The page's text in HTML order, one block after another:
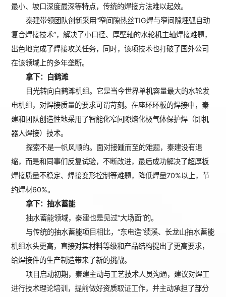
最小、坡口深度最深等特点，传统的焊接方法难以起效。
秦建带领团队创新采用“窄间隙热丝TIG焊与窄间隙埋弧自动
复合焊接技术”，解决了小口径、厚壁轴的水轮机主轴焊接难题，
出色地完成了焊接攻关任务，同时，该项技术也打破了国外公司
在该领域上的多年垄断。
拿下：白鹤滩
目光转向白鹤滩机组。它是当今世界单机容量最大的水轮发
电机组，对焊接质量的要求可谓苛刻。在座环环板的焊接中，秦
建和团队创造性地采用了智能化窄间隙熔化极气体保护焊（即机
器人焊接）技术。
探索不是一帆风顺的。面对接踵而至的难题，秦建没有退
缩，而是和同事们反复试验，不断改进，最后成功解决了超厚板
焊接质量不稳定、焊接变形控制等难题，降低焊量70%以上，节
约焊材60%。
拿下：抽水蓄能
抽水蓄能领域，秦建也是见过“大场面”的。
与传统的抽水蓄能项目相比，“东电造”绩溪、长龙山抽水蓄能
机组水头更高，直接对其材料等级和产品结构提出了更高要求，
给焊接件的生产制造带来了新的挑战。
项目启动初期，秦建主动与工艺技术人员沟通，建议对焊工
进行技术理论培训，提前做好资质取证工作，并主动承担了部分